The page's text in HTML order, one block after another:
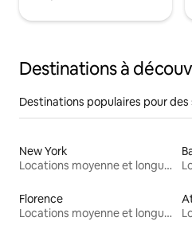
Destinations à
Destinations populaires pour des
New York
Locations moyenne et longue durée
Florence
Locations moyenne et longue durée